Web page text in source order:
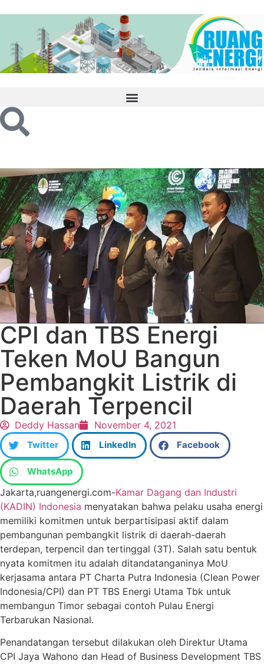
CPI dan TBS Energi
Teken MoU Bangun
Pembangkit Listrik di
Daerah Terpencil
Deddy Hassan November 4, 2021
Twitter LinkedIn Facebook
WhatsApp
Jakarta,ruangenergi.com-Kamar Dagang dan Industri
(KADIN) Indonesia menyatakan bahwa pelaku usaha energi
memiliki komitmen untuk berpartisipasi aktif dalam
pembangunan pembangkit listrik di daerah-daerah
terdepan, terpencil dan tertinggal (3T). Salah satu bentuk
nyata komitmen itu adalah ditandatanganinya MoU
kerjasama antara PT Charta Putra Indonesia (Clean Power
Indonesia/CPI) dan PT TBS Energi Utama Tbk untuk
membangun Timor sebagai contoh Pulau Energi
Terbarukan Nasional.
Penandatangan tersebut dilakukan oleh Direktur Utama
CPI Jaya Wahono dan Head of Business Development TBS